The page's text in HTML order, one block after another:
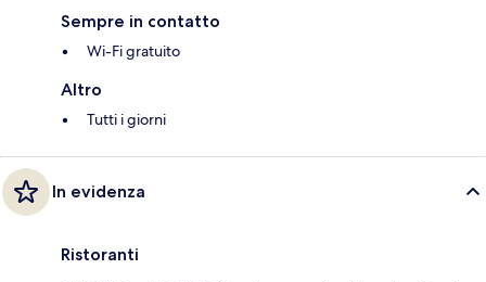
Sempre in contatto
Wi-Fi gratuito
Altro
Tutti i giorni
In evidenza
Ristoranti